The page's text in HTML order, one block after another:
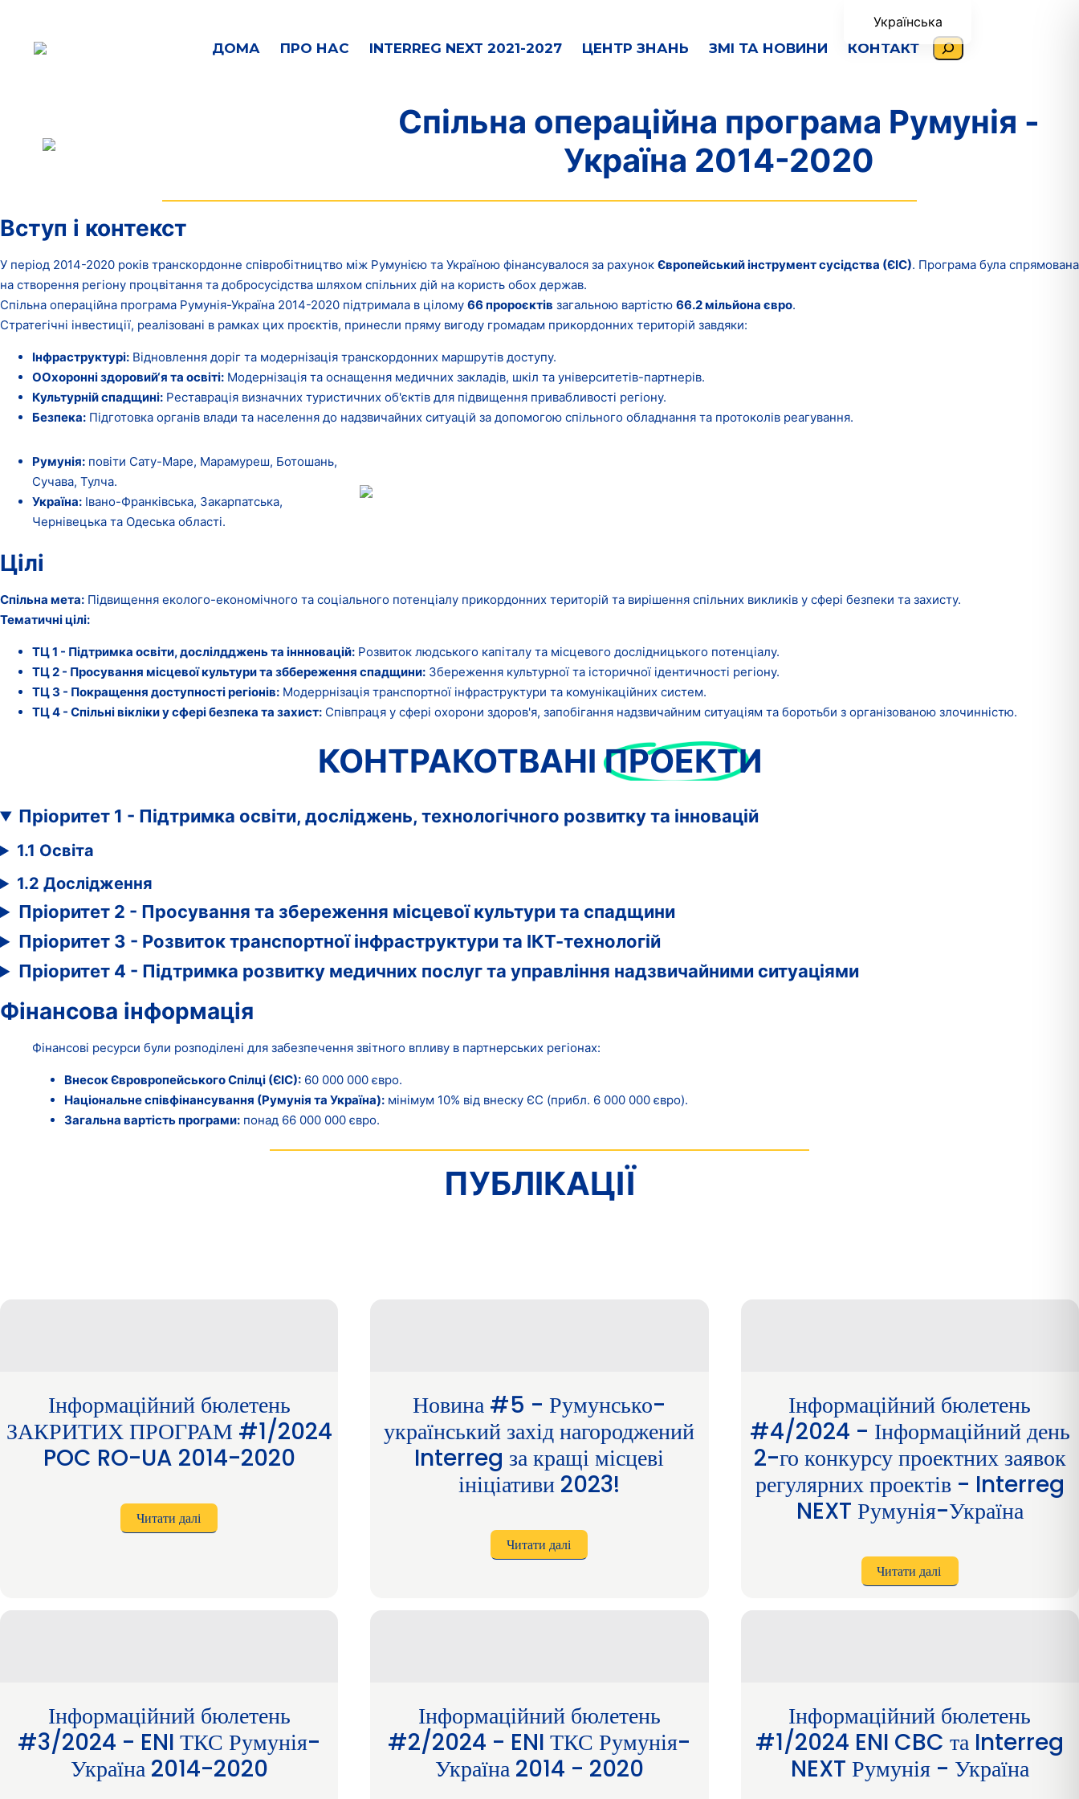
ДОМА ПРО НАС INTERREG NEXT 2021-2027 ЦЕНТР ЗНАНЬ ЗМІ ТА НОВИНИ КОНТАКТ Пошук
Спільна операційна програма Румунія -
Україна 2014-2020
Вступ і контекст
У період 2014-2020 років транскордонне співробітництво між Румунією та Україною фінансувалося за рахунок Європейський інструмент сусідства (ЄІС). Програма була спрямована
на створення регіону процвітання та добросусідства шляхом спільних дій на користь обох держав.
Спільна операційна програма Румунія-Україна 2014-2020 підтримала в цілому 66 пророєктів загальною вартістю 66.2 мільйона євро.
Стратегічні інвестиції, реалізовані в рамках цих проєктів, принесли пряму вигоду громадам прикордонних територій завдяки:
Інфраструктурі: Відновлення доріг та модернізація транскордонних маршрутів доступу.
ООхоронніздоровий‘я та освіті: Модернізація та оснащення медичних закладів, шкіл та університетів-партнерів.
Культурнійспадщині: Реставрація визначних туристичних об'єктів для підвищення привабливості регіону.
Безпека: Підготовка органів влади та населення до надзвичайних ситуацій за допомогою спільного обладнання та протоколів реагування.
Румунія: повіти Сату-Маре, Марамуреш, Ботошань,
Сучава, Тулча.
Україна: Івано-Франківська, Закарпатська,
Чернівецька та Одеська області.
Цілі
Спільна мета: Підвищення еколого-економічного та соціального потенціалу прикордонних територій та вирішення спільних викликів у сфері безпеки та захисту.
Тематичні цілі:
ТЦ1 - Підтримка освiти, дослілддженьта іннновацій: Розвиток людського капіталу та місцевого дослідницького потенціалу.
ТЦ2 - Просування місцевоїкультурита зббереження спадщини: Збереження культурної та історичної ідентичності регіону.
ТЦ3 - Покращення доступностірегіонів: Модеррнізація транспортної інфраструктури та комунікаційних систем.
ТЦ4 - Спільнівіклікиусферібезпека та захист: Співпраця у сфері охорони здоров'я, запобігання надзвичайним ситуаціям та боротьби з організованою злочинністю.
КОНТРАКОТВАНІ ПРОЕКТИ
Пріоритет 1 - Підтримка освіти, досліджень, технологічного розвитку та інновацій
1.1 Освіта
1.2 Дослідження
Пріоритет 2 - Просування та збереження місцевої культури та спадщини
Пріоритет 3 - Розвиток транспортної інфраструктури та ІКТ-технологій
Пріоритет 4 - Підтримка розвитку медичних послуг та управління надзвичайними ситуаціями
Фінансова інформація
Фінансові ресурси були розподілені для забезпечення звітного впливу в партнерських регіонах:
ВнесокЄвровропейськогоСпілці (ЄІС): 60 000 000 євро.
Національнеспівфінансування (Румунія та Україна): мінімум 10% від внеску ЄС (прибл. 6 000 000 євро).
Загальна вартістьпрограми: понад 66 000 000 євро.
ПУБЛІКАЦІЇ
Інформаційний бюлетень
ЗАКРИТИХ ПРОГРАМ #1/2024
POC RO-UA 2014-2020
Читати далі
про
Новина #5 - Румунсько-
український захід нагороджений
Interreg за кращі місцеві
ініціативи 2023!
Читати далі
про
кращі
місцеві
ініціативи
2023!
Інформаційний бюлетень
#4/2024 - Інформаційний день
2-го конкурсу проектних заявок
регулярних проектів - Interreg
NEXT Румунія-Україна
Читати далі
про
конкурсу
проектних
заявок
регулярних
проектів
Інформаційний бюлетень
#3/2024 - ENI ТКС Румунія-
Україна 2014-2020
Інформаційний бюлетень
#2/2024 - ENI ТКС Румунія-
Україна 2014 - 2020
Інформаційний бюлетень
#1/2024 ENI CBC та Interreg
NEXT Румунія - Україна
Українська
Română